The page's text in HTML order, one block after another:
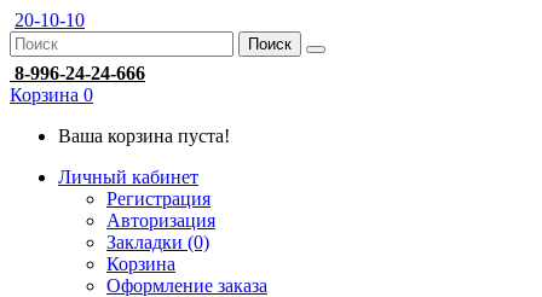
20-10-10
Поиск
8-996-24-24-666
Корзина 0
Ваша корзина пуста!
Личный кабинет
Регистрация
Авторизация
Закладки (0)
Корзина
Оформление заказа